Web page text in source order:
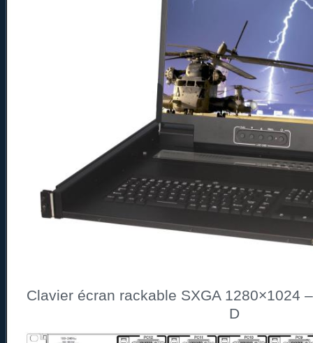
Clavier écran rackable SXGA 1280×1024
D